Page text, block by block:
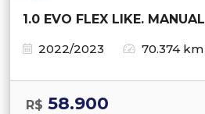
1.0 EVO FLEX LIKE. MANUAL
2022/2023
70.374 km
R$ 58.900